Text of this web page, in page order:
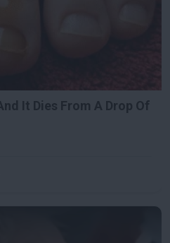
It Dies From A Drop Of